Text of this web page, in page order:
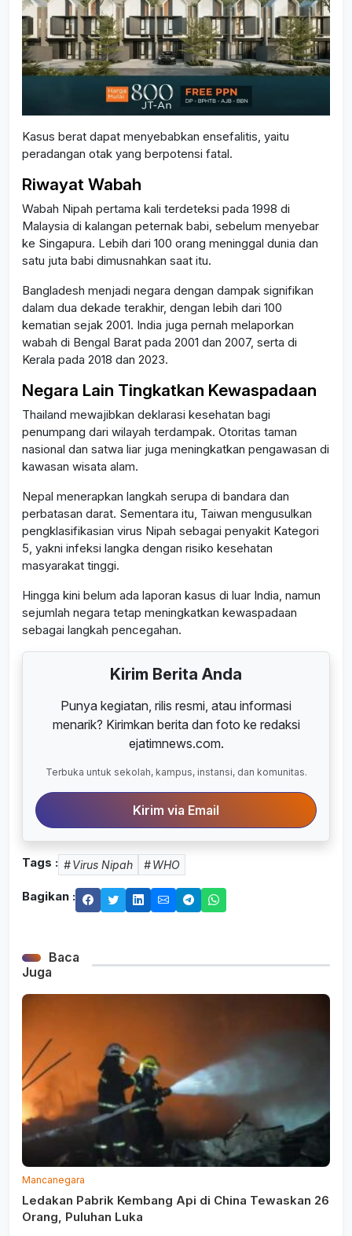
Kasus berat dapat menyebabkan ensefalitis, yaitu
peradangan otak yang berpotensi fatal.
Riwayat Wabah
Wabah Nipah pertama kali terdeteksi pada 1998 di
Malaysia di kalangan peternak babi, sebelum menyebar
ke Singapura. Lebih dari 100 orang meninggal dunia dan
satu juta babi dimusnahkan saat itu.
Bangladesh menjadi negara dengan dampak signifikan
dalam dua dekade terakhir, dengan lebih dari 100
kematian sejak 2001. India juga pernah melaporkan
wabah di Bengal Barat pada 2001 dan 2007, serta di
Kerala pada 2018 dan 2023.
Negara Lain Tingkatkan Kewaspadaan
Thailand mewajibkan deklarasi kesehatan bagi
penumpang dari wilayah terdampak. Otoritas taman
nasional dan satwa liar juga meningkatkan pengawasan di
kawasan wisata alam.
Nepal menerapkan langkah serupa di bandara dan
perbatasan darat. Sementara itu, Taiwan mengusulkan
pengklasifikasian virus Nipah sebagai penyakit Kategori
5, yakni infeksi langka dengan risiko kesehatan
masyarakat tinggi.
Hingga kini belum ada laporan kasus di luar India, namun
sejumlah negara tetap meningkatkan kewaspadaan
sebagai langkah pencegahan.
Kirim Berita Anda
Punya kegiatan, rilis resmi, atau informasi
menarik? Kirimkan berita dan foto ke redaksi
ejatimnews.com.
Terbuka untuk sekolah, kampus, instansi, dan komunitas.
Kirim via Email
Tags : Virus Nipah WHO
Bagikan :
Baca
Juga
Mancanegara
Ledakan Pabrik Kembang Api di China Tewaskan 26
Orang, Puluhan Luka